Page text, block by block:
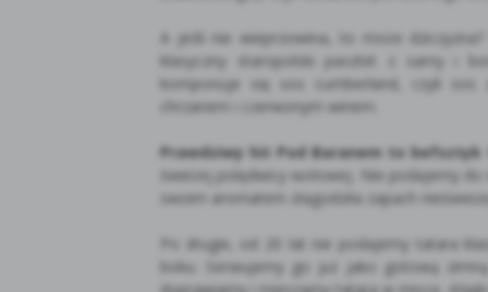
A jeśli nie wieprzowina, to może
klasyczny staropolski pasztet z sarny i
komponuje się sos cumberland, czyli sos
chrzanem i czerwonym winem.
Prawdziwy hit Pod Baranem to
świeżej polędwicy wołowej. Nie podajemy
swoim aromatem złagodziła zapach
Po drugie, od 20 lat nie podajemy tatara
boku. Serwujemy go już jako gotową